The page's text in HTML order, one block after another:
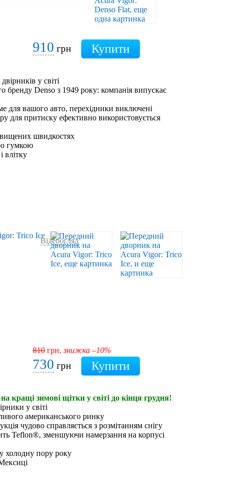
910 грн
двірників у світі
бренду Denso з 1949 року: компанія випускає
для вашого авто, перехідники виключені
для притиску ефективно використовується
швидкостях
гумкою
влітку
Відеоогляд
810 грн,знижка –10%
730 грн
кращі зимові щітки у світі до кінця грудня!
у світі
американського ринку
чудово справляється з розмітанням снігу
Teflon®, зменшуючи намерзання на корпусі
холодну пору року